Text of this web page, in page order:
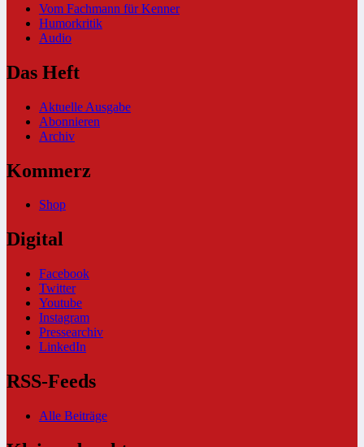
Vom Fachmann für Kenner
Humorkritik
Audio
Das Heft
Aktuelle Ausgabe
Abonnieren
Archiv
Kommerz
Shop
Digital
Facebook
Twitter
Youtube
Instagram
Pressearchiv
LinkedIn
RSS-Feeds
Alle Beiträge